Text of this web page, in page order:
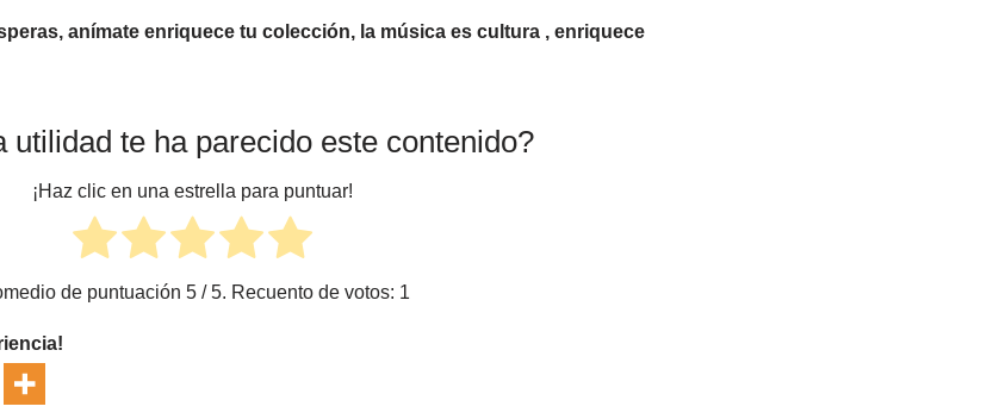
anímate enriquece tu colección, la música es cultura , enriquece
utilidad te ha parecido este contenido?
¡Haz clic en una estrella para puntuar!
de puntuación 5 / 5. Recuento de votos: 1